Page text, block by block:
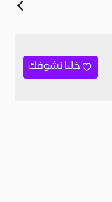
خلنا نشوفك